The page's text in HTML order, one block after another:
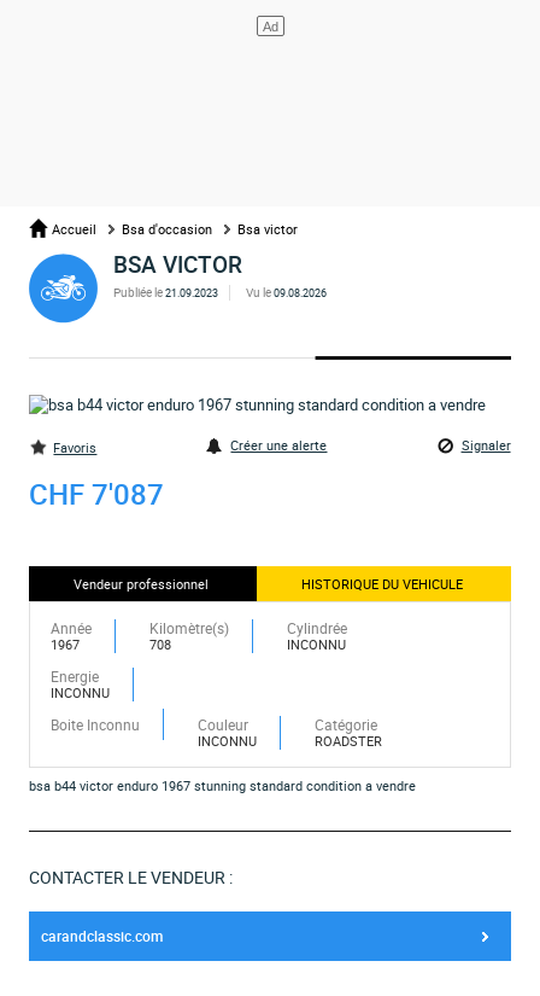
Accueil Bsa d'occasion Bsa victor
BSA VICTOR
Publiée le21.09.2023 Vu le09.08.2026
Favoris Créer une alerte Signaler
CHF 7'087
Vendeur professionnel HISTORIQUE DU VEHICULE
Année
1967
Kilomètre(s)
708
Cylindrée
INCONNU
Energie
INCONNU
Boite Inconnu Couleur
INCONNU
Catégorie
ROADSTER
bsa b44 victor enduro 1967 stunning standard condition a vendre
CONTACTER LE VENDEUR :
carandclassic.com